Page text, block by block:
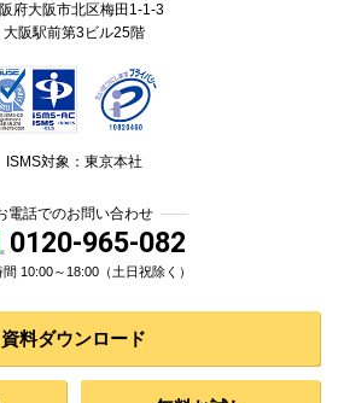
府大阪市北区梅田1-1-3
大阪駅前第3ビル25階
ISMS対象：東京本社
電話でのお問い合わせ
0120-965-082
10:00～18:00（土日祝除く）
資料ダウンロード